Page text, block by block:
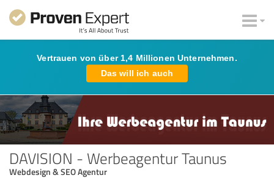
Vertrauen von über 1,4 Millionen Unternehmen.
Das will ich auch
DAVISION - Werbeagentur Taunus
Webdesign & SEO Agentur